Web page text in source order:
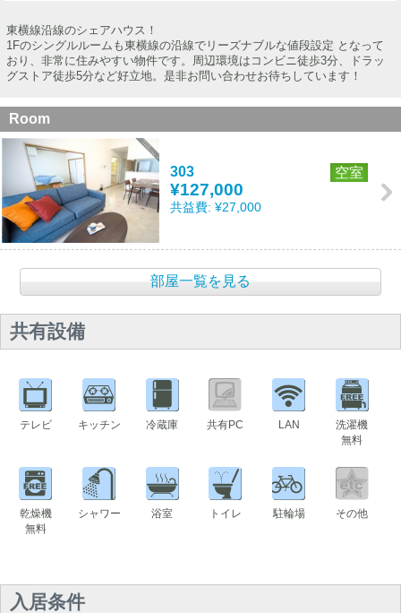
東横線沿線のシェアハウス！
1Fのシングルルームも東横線の沿線でリーズナブルな値段設定 となって
おり、非常に住みやすい物件です。周辺環境はコンビニ徒歩3分、ドラッ
グストア徒歩5分など好立地。是非お問い合わせお待ちしています！
Room
303 空室
¥127,000
共益費: ¥27,000
部屋一覧を見る
共有設備
テレビ キッチン 冷蔵庫 共有PC LAN
洗濯機
無料
乾燥機
無料
シャワー 浴室 トイレ 駐輪場 その他
入居条件